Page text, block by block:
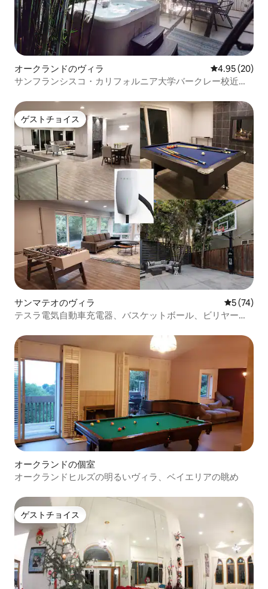
オークランドのヴィラ レビュー20
4.95 (20)
サンフランシスコ・カリフォルニア大学バークレー校近く
ゲストチョイス
ゲストチョイス
サンマテオのヴィラ レビュー
5 (74)
テスラ電気自動車充電器、バスケットボール、ビリヤード
オークランドの個室
オークランドヒルズの明るいヴィラ、ベイエリアの眺め
ゲストチョイス
ゲストチョイス